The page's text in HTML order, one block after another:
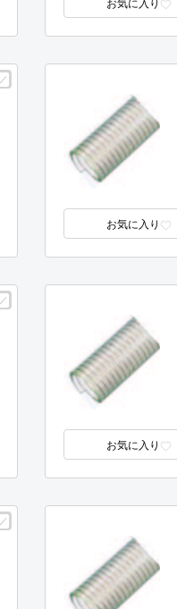
お気に入り
お気に入り
お気に入り